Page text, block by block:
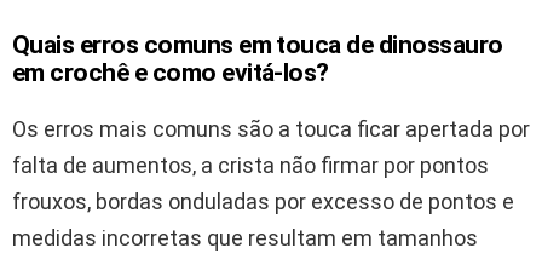
Quais erros comuns em touca de dinossauro
em crochê e como evitá-los?
Os erros mais comuns são a touca ficar apertada por
falta de aumentos, a crista não firmar por pontos
frouxos, bordas onduladas por excesso de pontos e
medidas incorretas que resultam em tamanhos